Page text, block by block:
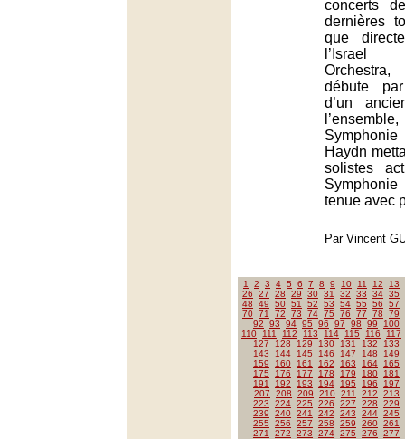
concerts
dernières
que
l’Israel
débute
d’un
Haydn
solistes
tenue avec
Par Vincent
1 2 3 4 5 6 7 8 9 10 11 12
13
26
27 28 29 30 31 32 33 34 35
48
49 50 51 52 53 54 55 56
57
70 71 72 73 74 75 76 77 78
79
92
93 94 95 96 97 98 99
100
110
111 112 113 114 115 116
117
127
128 129 130 131 132
133
143
144 145 146 147 148
149
159
160 161 162 163 164
165
175
176 177 178 179 180
181
191
192 193 194 195 196
197
207
208 209 210 211 212
213
223
224 225 226 227 228
229
239
240 241 242 243 244 245
255
256 257 258 259 260 261
271
272 273 274 275 276
277